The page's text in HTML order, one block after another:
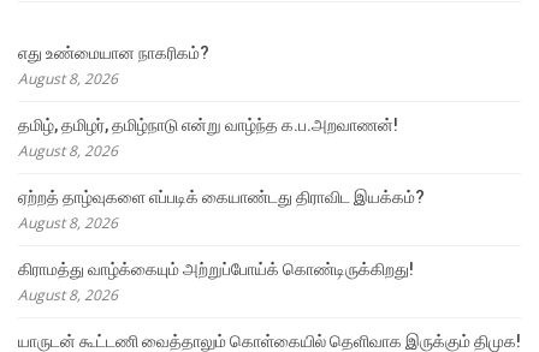
எது உண்மையான நாகரிகம்?
August 8, 2026
தமிழ், தமிழர், தமிழ்நாடு என்று வாழ்ந்த க.ப.அறவாணன்!
August 8, 2026
ஏற்றத் தாழ்வுகளை எப்படிக் கையாண்டது திராவிட இயக்கம்?
August 8, 2026
கிராமத்து வாழ்க்கையும் அற்றுப்போய்க் கொண்டிருக்கிறது!
August 8, 2026
யாருடன் கூட்டணி வைத்தாலும் கொள்கையில் தெளிவாக இருக்கும் திமுக!